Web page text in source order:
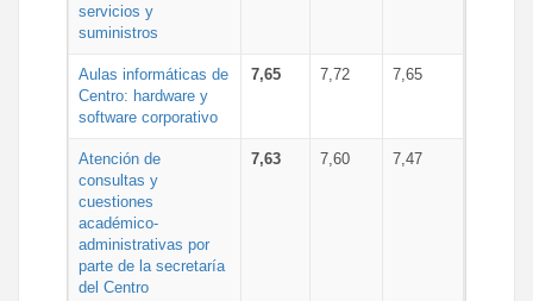
servicios y
suministros
Aulas informáticas de
Centro: hardware y
software corporativo
7,65 7,72 7,65
Atención de
consultas y
cuestiones
académico-
administrativas por
parte de la secretaría
del Centro
7,63 7,60 7,47